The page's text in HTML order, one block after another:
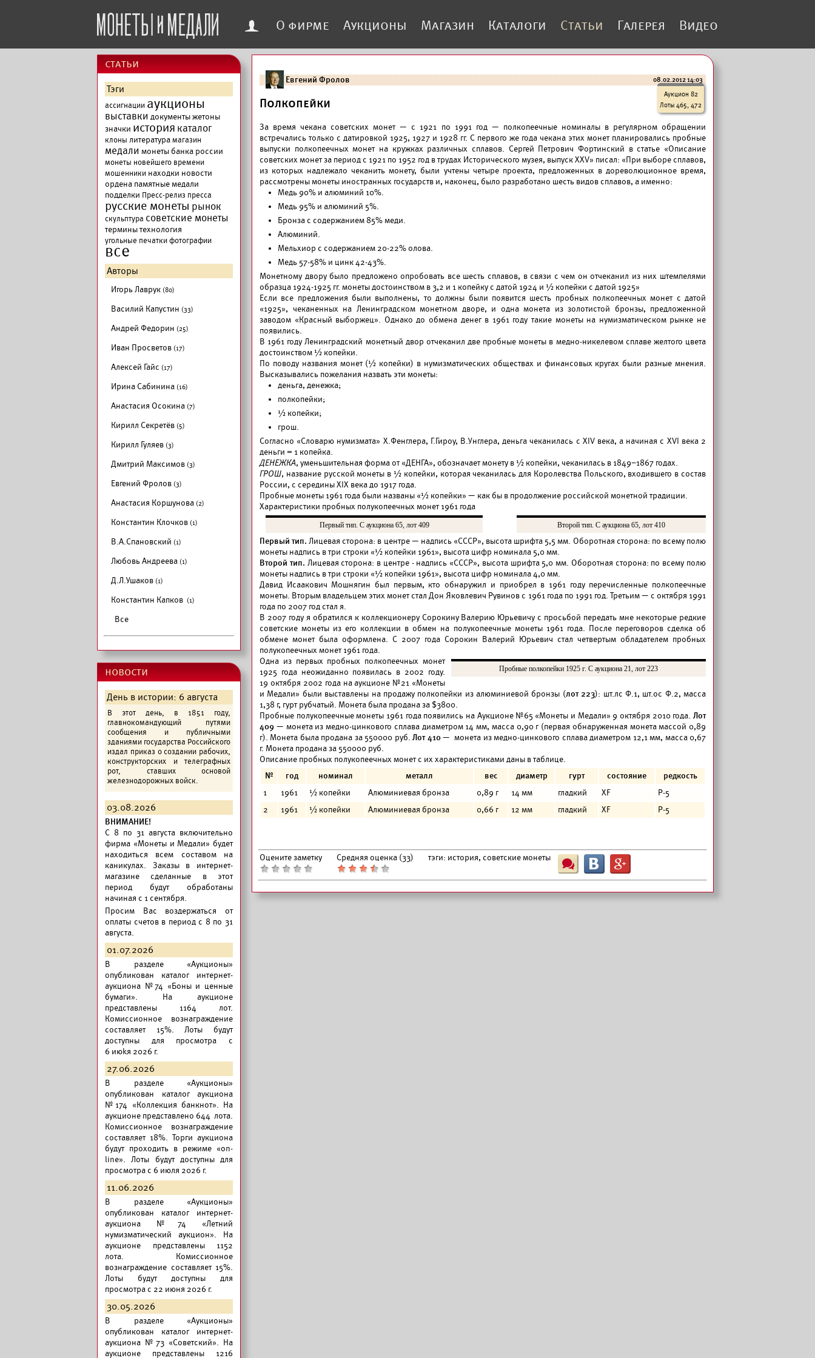
f О фирме Аукционы Магазин Каталоги Статьи Галерея Видео
cтатьи
Тэги
ассигнации аукционы
выставки документыжетоны
значки история каталог
клоны литературамагазин
медали монеты банка россии
монеты новейшего времени
мошенники находки новости
ордена памятные медали
подделки Пресс-релиз пресса
русские монеты рынок
скульптура советские монеты
терминытехнология
угольные печаткифотографии
все
Авторы
Игорь Лаврук (80)
Василий Капустин (33)
Андрей Федорин (25)
Иван Просветов (17)
Алексей Гайс (17)
Ирина Сабинина (16)
Анастасия Осокина (7)
Кирилл Секретёв (5)
Кирилл Гуляев (3)
Дмитрий Максимов (3)
Евгений Фролов (3)
Анастасия Коршунова (2)
Константин Клочков (1)
В.А.Спановский (1)
Любовь Андреева (1)
Д.Л.Ушаков (1)
Константин Капков (1)
Все
новости
День в истории: 6 августа
В этот день, в 1851 году,
главнокомандующий путями
сообщения и публичными
зданиями государства Российского
издал приказ о создании рабочих,
конструкторских и телеграфных
рот, ставших основой
железнодорожных войск.
03.08.2026
ВНИМАНИЕ!
C 8 по 31 августа включительно
фирма «Монеты и Медали» будет
находиться всем составом на
каникулах. Заказы в интернет-
магазине сделанные в этот
период будут обработаны
начиная с 1 сентября.
Просим Вас воздержаться от
оплаты счетов в период с 8 по 31
августа.
01.07.2026
В разделе «Аукционы»
опубликован каталог интернет-
аукциона №74 «Боны и ценные
бумаги». На аукционе
представлены 1164 лот.
Комиссионное вознаграждение
составляет 15%. Лоты будут
доступны для просмотра с
6 июkя 2026 г.
27.06.2026
В разделе «Аукционы»
опубликован каталог аукциона
№174 «Коллекция банкнот». На
аукционе представлено 644 лота.
Комиссионное вознаграждение
составляет 18%. Торги аукциона
будут проходить в режиме «on-
line». Лоты будут доступны для
просмотра с 6 июля 2026 г.
11.06.2026
В разделе «Аукционы»
опубликован каталог интернет-
аукциона №74 «Летний
нумизматический аукцион». На
аукционе представлены 1152
лота. Комиссионное
вознаграждение составляет 15%.
Лоты будут доступны для
просмотра с 22 июня 2026 г.
30.05.2026
В разделе «Аукционы»
опубликован каталог интернет-
аукциона №73 «Советский». На
аукционе представлены 1216
Евгений Фролов
08.02.2012 14:03
Аукцион 82
Лоты 465, 472
Полкопейки
За время чекана советских монет — с 1921 по 1991 год — полкопеечные номиналы в регулярном обращении
встречались только с датировкой 1925, 1927 и 1928 гг. С первого же года чекана этих монет планировались пробные
выпуски полкопеечных монет на кружках различных сплавов. Сергей Петрович Фортинский в статье «Описание
советских монет за период с 1921 по 1952 год в трудах Исторического музея, выпуск XXV» писал: «При выборе сплавов,
из которых надлежало чеканить монету, были учтены четыре проекта, предложенных в дореволюционное время,
рассмотрены монеты иностранных государств и, наконец, было разработано шесть видов сплавов, а именно:
Медь 90% и алюминий 10%.
Медь 95% и алюминий 5%.
Бронза с содержанием 85% меди.
Алюминий.
Мельхиор с содержанием 20-22% олова.
Медь 57-58% и цинк 42-43%.
Монетному двору было предложено опробовать все шесть сплавов, в связи с чем он отчеканил из них штемпелями
образца 1924-1925 гг. монеты достоинством в 3,2 и 1 копейку с датой 1924 и ½ копейки с датой 1925»
Если все предложения были выполнены, то должны были появится шесть пробных полкопеечных монет с датой
«1925», чеканенных на Ленинградском монетном дворе, и одна монета из золотистой бронзы, предложенной
заводом «Красный выборжец». Однако до обмена денег в 1961 году такие монеты на нумизматическом рынке не
появились.
В 1961 году Ленинградский монетный двор отчеканил две пробные монеты в медно-никелевом сплаве желтого цвета
достоинством ½ копейки.
По поводу названия монет (½ копейки) в нумизматических обществах и финансовых кругах были разные мнения.
Высказывались пожелания назвать эти монеты:
деньга, денежка;
полкопейки;
½ копейки;
грош.
Согласно «Словарю нумизмата» X.Фенглера, Г.Гироу, В.Унглера, деньга чеканилась с XIV века, а начиная с XVI века 2
деньги = 1 копейка.
ДЕНЕЖКА, уменьшительная форма от «ДЕНГА», обозначает монету в ½ копейки, чеканилась в 1849–1867 годах.
ГРОШ, название русской монеты в ½ копейки, которая чеканилась для Королевства Польского, входившего в состав
России, с середины XIX века до 1917 года.
Пробные монеты 1961 года были названы «½ копейки» — как бы в продолжение российской монетной традиции.
Характеристики пробных полукопеечных монет 1961 года
Первый тип. С аукциона 65, лот 409 Второй тип. С аукциона 65, лот 410
Первый тип. Лицевая сторона: в центре — надпись «СССР», высота шрифта 5,5 мм. Оборотная сторона: по всему полю
монеты надпись в три строки «½ копейки 1961», высота цифр номинала 5,0 мм.
Второй тип. Лицевая сторона: в центре - надпись «СССР», высота шрифта 5,0 мм. Оборотная сторона: по всему полю
монеты надпись в три строки «½ копейки 1961», высота цифр номинала 4,0 мм.
Давид Исаакович Мошнягин был первым, кто обнаружил и приобрел в 1961 году перечисленные полкопеечные
монеты. Вторым владельцем этих монет стал Дон Яковлевич Рувинов с 1961 года по 1991 год. Третьим — с октября 1991
года по 2007 год стал я.
В 2007 году я обратился к коллекционеру Сорокину Валерию Юрьевичу с просьбой передать мне некоторые редкие
советские монеты из его коллекции в обмен на полукопеечные монеты 1961 года. После переговоров сделка об
обмене монет была оформлена. С 2007 года Сорокин Валерий Юрьевич стал четвертым обладателем пробных
полукопеечных монет 1961 года.
Пробные полкопейки 1925 г. С аукциона 21, лот 223
Одна из первых пробных полкопеечных монет
1925 года неожиданно появилась в 2002 году.
19 октября 2002 года на аукционе №21 «Монеты
и Медали» были выставлены на продажу полкопейки из алюминиевой бронзы (лот 223): шт.лс Ф.1, шт.ос Ф.2, масса
1,38 г, гурт рубчатый. Монета была продана за $3800.
Пробные полукопеечные монеты 1961 года появились на Аукционе №65 «Монеты и Медали» 9 октября 2010 года. Лот
409 — монета из медно-цинкового сплава диаметром 14 мм, масса 0,90 г (первая обнаруженная монета массой 0,89
г). Монета была продана за 550000 руб.Лот 410— монета из медно-цинкового сплава диаметром 12,1 мм, масса 0,67
г. Монета продана за 550000 руб.
Описание пробных полукопеечных монет с их характеристиками даны в таблице.
№
год номинал металл вес диаметр гурт состояние
редкость
1
1961 ½ копейки Алюминиевая бронза 0,89 г 14 мм гладкий XF
P-5
2
1961 ½ копейки Алюминиевая бронза 0,66 г 12 мм гладкий XF P-5
Оцените заметку Средняя оценка (33) тэги: история, советские монеты Ш B G